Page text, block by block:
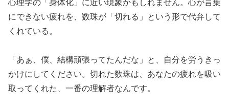
心理学の「身体化」に近い現象かもしれません。心が言葉
にできない疲れを、数珠が「切れる」という形で代弁して
くれている。
「あぁ、僕、結構頑張ってたんだな」と、自分を労うきっ
かけにしてください。切れた数珠は、あなたの疲れを吸い
取ってくれた、一番の理解者なんです。